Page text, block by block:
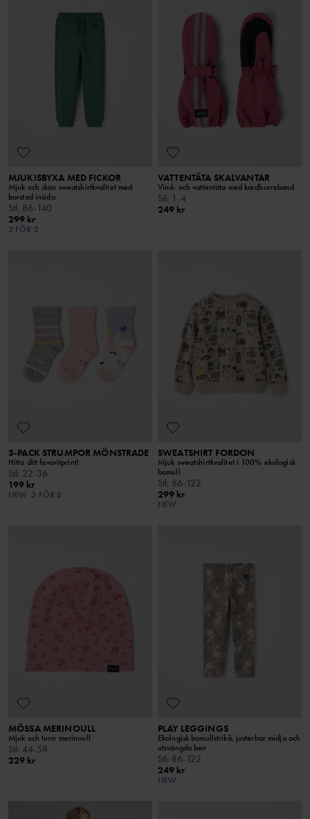
MJUKISBYXA MED FICKOR
Mjuk och skön sweatshirtkvalitet med
borstad insida
Stl: 86-140
299 kr
3 FÖR 2
VATTENTÄTA SKALVANTAR
Vind- och vattentäta med kardborreband
Stl: 1-4
249 kr
3-PACK STRUMPOR MÖNSTRADE
Hitta ditt favoritprint!
Stl: 22-36
199 kr
NEW 3 FÖR 2
SWEATSHIRT FORDON
Mjuk sweatshirtkvalitet i 100% ekologisk
bomull
Stl: 86-122
299 kr
NEW
MÖSSA MERINOULL
Mjuk och tunn merinoull
Stl: 44-58
229 kr
PLAY LEGGINGS
Ekologisk bomullstrikå, justerbar midja och
utsvängda ben
Stl: 86-122
249 kr
NEW